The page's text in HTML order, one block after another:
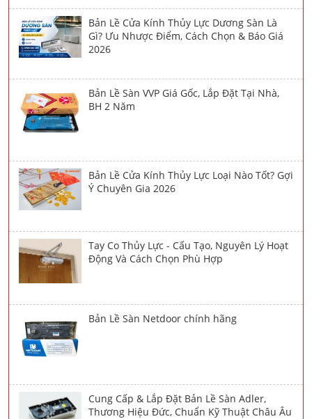
Bản Lề Cửa Kính Thủy Lực Dương Sàn Là
Gì? Ưu Nhược Điểm, Cách Chọn & Báo Giá
2026
Bản Lề Sàn VVP Giá Gốc, Lắp Đặt Tại Nhà,
BH 2 Năm
Bản Lề Cửa Kính Thủy Lực Loại Nào Tốt? Gợi
Ý Chuyên Gia 2026
Tay Co Thủy Lực - Cấu Tạo, Nguyên Lý Hoạt
Động Và Cách Chọn Phù Hợp
Bản Lề Sàn Netdoor chính hãng
Cung Cấp & Lắp Đặt Bản Lề Sàn Adler,
Thương Hiệu Đức, Chuẩn Kỹ Thuật Châu Âu